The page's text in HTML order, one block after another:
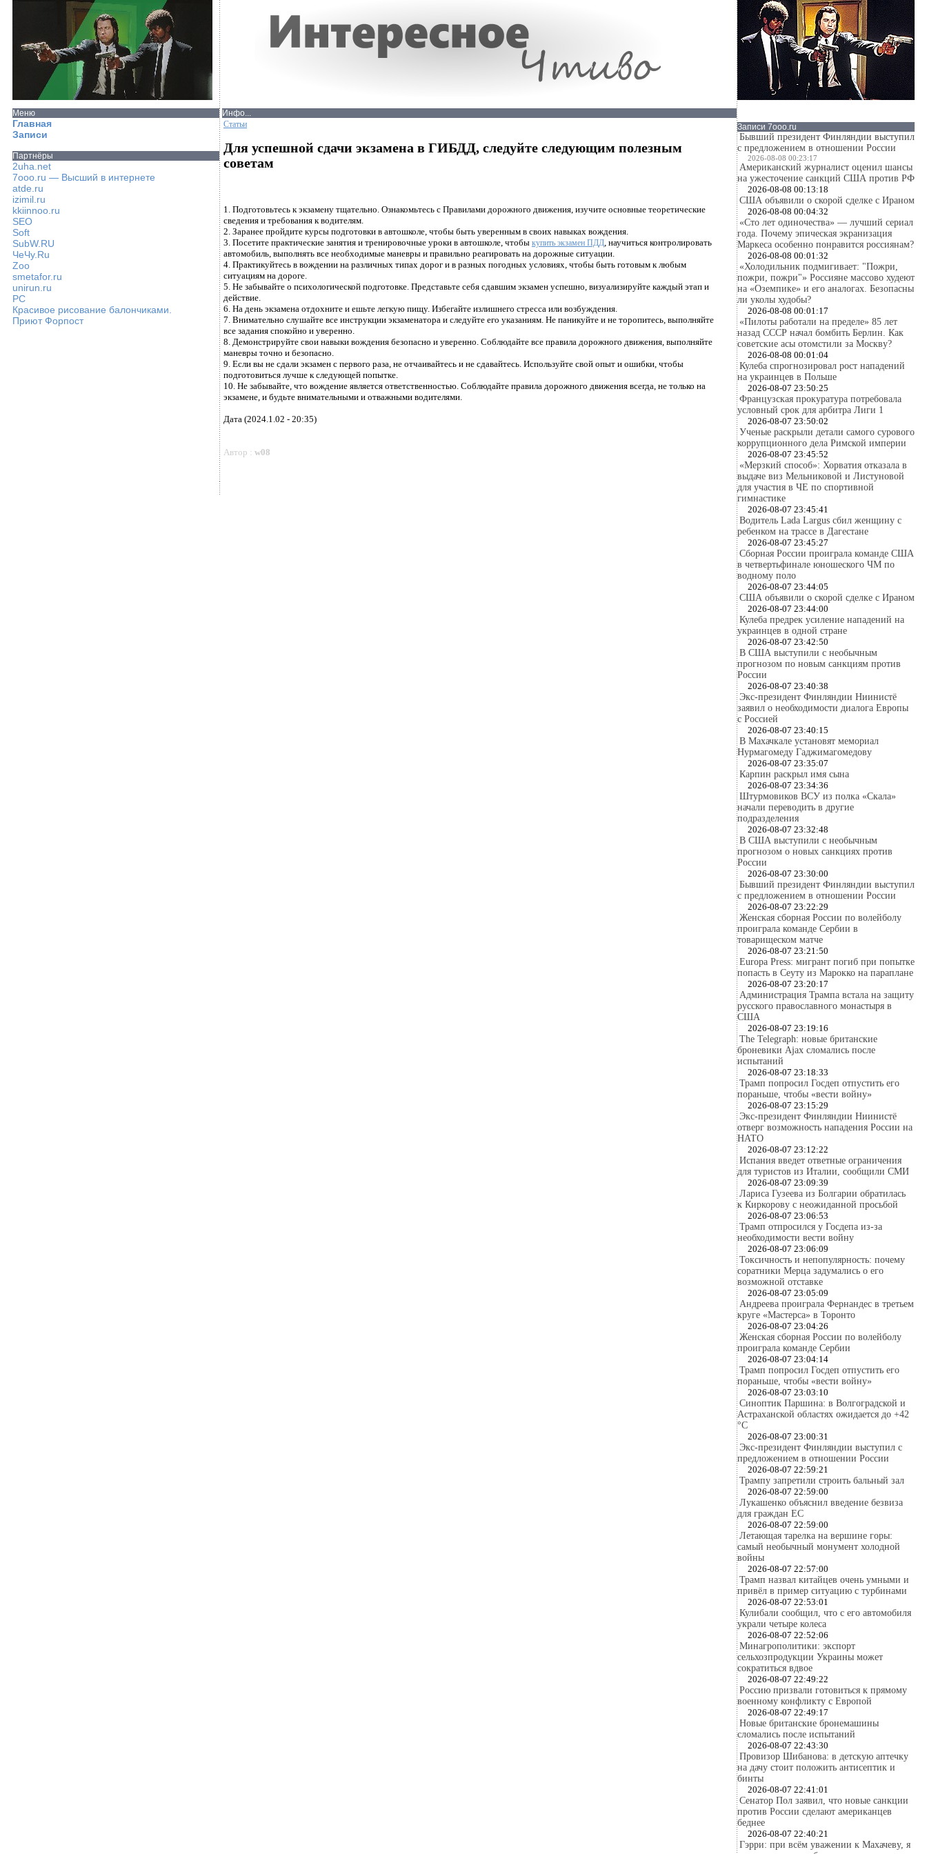
Меню
Главная
Записи
Партнёры
2uha.net
7ooo.ru — Высший в интернете
atde.ru
izimil.ru
kkiinnoo.ru
SEO
Soft
SubW.RU
ЧеЧу.Ru
Zoo
smetafor.ru
unirun.ru
PC
Красивое рисование балончиками.
Приют Форпост
Инфо...
Статьи
Для успешной сдачи экзамена в ГИБДД, следуйте следующим полезным
советам
1. Подготовьтесь к экзамену тщательно. Ознакомьтесь с Правилами дорожного движения, изучите основные теоретические
сведения и требования к водителям.
2. Заранее пройдите курсы подготовки в автошколе, чтобы быть уверенным в своих навыках вождения.
3. Посетите практические занятия и тренировочные уроки в автошколе, чтобы купить экзамен ПДД, научиться контролировать
автомобиль, выполнять все необходимые маневры и правильно реагировать на дорожные ситуации.
4. Практикуйтесь в вождении на различных типах дорог и в разных погодных условиях, чтобы быть готовым к любым
ситуациям на дороге.
5. Не забывайте о психологической подготовке. Представьте себя сдавшим экзамен успешно, визуализируйте каждый этап и
действие.
6. На день экзамена отдохните и ешьте легкую пищу. Избегайте излишнего стресса или возбуждения.
7. Внимательно слушайте все инструкции экзаменатора и следуйте его указаниям. Не паникуйте и не торопитесь, выполняйте
все задания спокойно и уверенно.
8. Демонстрируйте свои навыки вождения безопасно и уверенно. Соблюдайте все правила дорожного движения, выполняйте
маневры точно и безопасно.
9. Если вы не сдали экзамен с первого раза, не отчаивайтесь и не сдавайтесь. Используйте свой опыт и ошибки, чтобы
подготовиться лучше к следующей попытке.
10. Не забывайте, что вождение является ответственностью. Соблюдайте правила дорожного движения всегда, не только на
экзамене, и будьте внимательными и отважными водителями.
Дата (2024.1.02 - 20:35)
Автор : w08
Записи 7ooo.ru
Бывший президент Финляндии выступил
с предложением в отношении России
2026-08-08 00:23:17
Американский журналист оценил шансы
на ужесточение санкций США против РФ
2026-08-08 00:13:18
США объявили о скорой сделке с Ираном
2026-08-08 00:04:32
«Сто лет одиночества» — лучший сериал
года. Почему эпическая экранизация
Маркеса особенно понравится россиянам?
2026-08-08 00:01:32
«Холодильник подмигивает: "Пожри,
пожри, пожри"» Россияне массово худеют
на «Оземпике» и его аналогах. Безопасны
ли уколы худобы?
2026-08-08 00:01:17
«Пилоты работали на пределе» 85 лет
назад СССР начал бомбить Берлин. Как
советские асы отомстили за Москву?
2026-08-08 00:01:04
Кулеба спрогнозировал рост нападений
на украинцев в Польше
2026-08-07 23:50:25
Французская прокуратура потребовала
условный срок для арбитра Лиги 1
2026-08-07 23:50:02
Ученые раскрыли детали самого сурового
коррупционного дела Римской империи
2026-08-07 23:45:52
«Мерзкий способ»: Хорватия отказала в
выдаче виз Мельниковой и Листуновой
для участия в ЧЕ по спортивной
гимнастике
2026-08-07 23:45:41
Водитель Lada Largus сбил женщину с
ребенком на трассе в Дагестане
2026-08-07 23:45:27
Сборная России проиграла команде США
в четвертьфинале юношеского ЧМ по
водному поло
2026-08-07 23:44:05
США объявили о скорой сделке с Ираном
2026-08-07 23:44:00
Кулеба предрек усиление нападений на
украинцев в одной стране
2026-08-07 23:42:50
В США выступили с необычным
прогнозом по новым санкциям против
России
2026-08-07 23:40:38
Экс-президент Финляндии Ниинистё
заявил о необходимости диалога Европы
с Россией
2026-08-07 23:40:15
В Махачкале установят мемориал
Нурмагомеду Гаджимагомедову
2026-08-07 23:35:07
Карпин раскрыл имя сына
2026-08-07 23:34:36
Штурмовиков ВСУ из полка «Скала»
начали переводить в другие
подразделения
2026-08-07 23:32:48
В США выступили с необычным
прогнозом о новых санкциях против
России
2026-08-07 23:30:00
Бывший президент Финляндии выступил
с предложением в отношении России
2026-08-07 23:22:29
Женская сборная России по волейболу
проиграла команде Сербии в
товарищеском матче
2026-08-07 23:21:50
Europa Press: мигрант погиб при попытке
попасть в Сеуту из Марокко на параплане
2026-08-07 23:20:17
Администрация Трампа встала на защиту
русского православного монастыря в
США
2026-08-07 23:19:16
The Telegraph: новые британские
броневики Ajax сломались после
испытаний
2026-08-07 23:18:33
Трамп попросил Госдеп отпустить его
пораньше, чтобы «вести войну»
2026-08-07 23:15:29
Экс-президент Финляндии Ниинистё
отверг возможность нападения России на
НАТО
2026-08-07 23:12:22
Испания введет ответные ограничения
для туристов из Италии, сообщили СМИ
2026-08-07 23:09:39
Лариса Гузеева из Болгарии обратилась
к Киркорову с неожиданной просьбой
2026-08-07 23:06:53
Трамп отпросился у Госдепа из-за
необходимости вести войну
2026-08-07 23:06:09
Токсичность и непопулярность: почему
соратники Мерца задумались о его
возможной отставке
2026-08-07 23:05:09
Андреева проиграла Фернандес в третьем
круге «Мастерса» в Торонто
2026-08-07 23:04:26
Женская сборная России по волейболу
проиграла команде Сербии
2026-08-07 23:04:14
Трамп попросил Госдеп отпустить его
пораньше, чтобы «вести войну»
2026-08-07 23:03:10
Синоптик Паршина: в Волгоградской и
Астраханской областях ожидается до +42
°C
2026-08-07 23:00:31
Экс-президент Финляндии выступил с
предложением в отношении России
2026-08-07 22:59:21
Трампу запретили строить бальный зал
2026-08-07 22:59:00
Лукашенко объяснил введение безвиза
для граждан ЕС
2026-08-07 22:59:00
Летающая тарелка на вершине горы:
самый необычный монумент холодной
войны
2026-08-07 22:57:00
Трамп назвал китайцев очень умными и
привёл в пример ситуацию с турбинами
2026-08-07 22:53:01
Кулибали сообщил, что с его автомобиля
украли четыре колеса
2026-08-07 22:52:06
Минагрополитики: экспорт
сельхозпродукции Украины может
сократиться вдвое
2026-08-07 22:49:22
Россию призвали готовиться к прямому
военному конфликту с Европой
2026-08-07 22:49:17
Новые британские бронемашины
сломались после испытаний
2026-08-07 22:43:30
Провизор Шибанова: в детскую аптечку
на дачу стоит положить антисептик и
бинты
2026-08-07 22:41:01
Сенатор Пол заявил, что новые санкции
против России сделают американцев
беднее
2026-08-07 22:40:21
Гэрри: при всём уважении к Махачеву, я